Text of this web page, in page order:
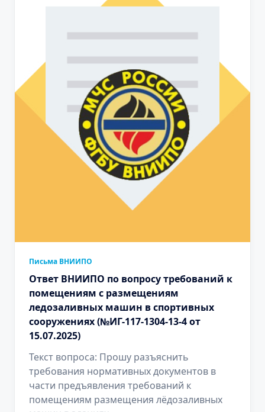
Письма ВНИИПО
Ответ ВНИИПО по вопросу требований к
помещениям с размещениям
ледозаливных машин в спортивных
сооружениях (№ИГ-117-1304-13-4 от
15.07.2025)
Текст вопроса: Прошу разъяснить
требования нормативных документов в
части предъявления требований к
помещениям размещения лёдозаливных